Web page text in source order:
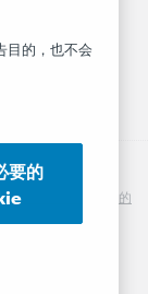
构在国内和国际上的
目的，也不会
要的